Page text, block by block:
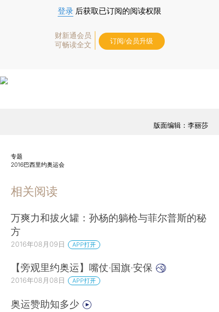
登录 后获取已订阅的阅读权限
财新通会员
可畅读全文
订阅/会员升级
版面编辑：李丽莎
专题
2016巴西里约奥运会
相关阅读
万爽力和拔火罐：孙杨的躺枪与菲尔普斯的秘
方
2016年08月09日 APP打开
【旁观里约奥运】嘴仗·国旗·安保
2016年08月08日 APP打开
奥运赞助知多少